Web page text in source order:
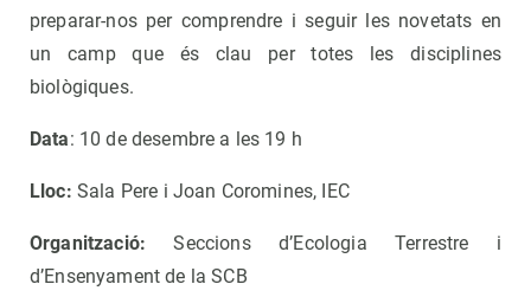
preparar-nos per comprendre i seguir les novetats en
un camp que és clau per totes les disciplines
biològiques.
Data: 10 de desembre a les 19 h
Lloc: Sala Pere i Joan Coromines, IEC
Organització: Seccions d’Ecologia Terrestre i
d’Ensenyament de la SCB